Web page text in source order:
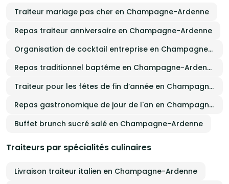
Traiteur mariage pas cher en Champagne-Ardenne
Repas traiteur anniversaire en Champagne-Ardenne
Organisation de cocktail entreprise en Champagne-Ardenne
Repas traditionnel baptême en Champagne-Ardenne
Traiteur pour les fêtes de fin d’année en Champagne-Ardenne
Repas gastronomique de jour de l'an en Champagne-Ardenne
Buffet brunch sucré salé en Champagne-Ardenne
Traiteurs par spécialités culinaires
Livraison traiteur italien en Champagne-Ardenne